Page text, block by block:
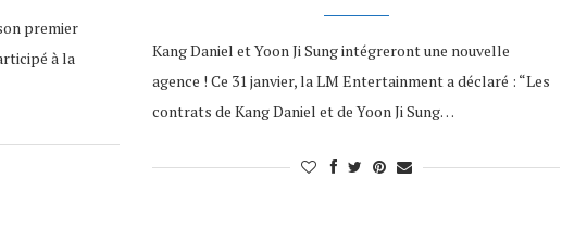
premier
à la
Kang Daniel et Yoon Ji Sung intégreront une nouvelle
agence ! Ce 31 janvier, la LM Entertainment a déclaré : “Les
contrats de Kang Daniel et de Yoon Ji Sung…